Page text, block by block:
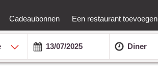
Cadeaubonnen Een restaurant toevoegen
Diner